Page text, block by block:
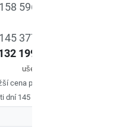
158 596,00 Kč
145 377,00 Kč
199,00 Kč
ušetříte
cena posledních
dní 145 377,00 Kč